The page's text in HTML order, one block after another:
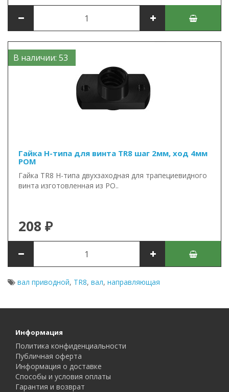
В наличии: 53
Гайка Н-типа для винта TR8 шаг 2мм, ход 4мм
POM
Гайка TR8 Н-типа двухзаходная для трапециевидного
винта изготовленная из PO..
208 ₽
вал приводной, TR8, вал, направляющая
Информация
Политика конфиденциальности
Публичная оферта
Информация о доставке
Способы и условия оплаты
Гарантия и возврат